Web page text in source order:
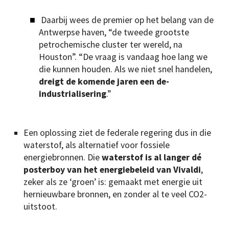
Daarbij wees de premier op het belang van de
Antwerpse haven, “de tweede grootste
petrochemische cluster ter wereld, na
Houston”. “De vraag is vandaag hoe lang we
die kunnen houden. Als we niet snel handelen,
dreigt de komende jaren een de-
industrialisering.”
Een oplossing ziet de federale regering dus in die
waterstof, als alternatief voor fossiele
energiebronnen. Diewaterstof is al langer dé
posterboy van het energiebeleid van Vivaldi,
zeker als ze ‘groen’ is: gemaakt met energie uit
hernieuwbare bronnen, en zonder al te veel CO2-
uitstoot.